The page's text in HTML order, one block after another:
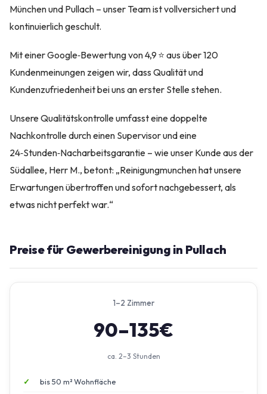
München und Pullach – unser Team ist vollversichert und
kontinuierlich geschult.
Mit einer Google‑Bewertung von 4,9 ⭐ aus über 120
Kundenmeinungen zeigen wir, dass Qualität und
Kundenzufriedenheit bei uns an erster Stelle stehen.
Unsere Qualitätskontrolle umfasst eine doppelte
Nachkontrolle durch einen Supervisor und eine
24‑Stunden‑Nacharbeitsgarantie – wie unser Kunde aus der
Südallee, Herr M., betont: „Reinigungmunchen hat unsere
Erwartungen übertroffen und sofort nachgebessert, als
etwas nicht perfekt war.“
Preise für Gewerbereinigung in Pullach
1–2 Zimmer
90–135€
ca. 2–3 Stunden
bis 50 m² Wohnfläche